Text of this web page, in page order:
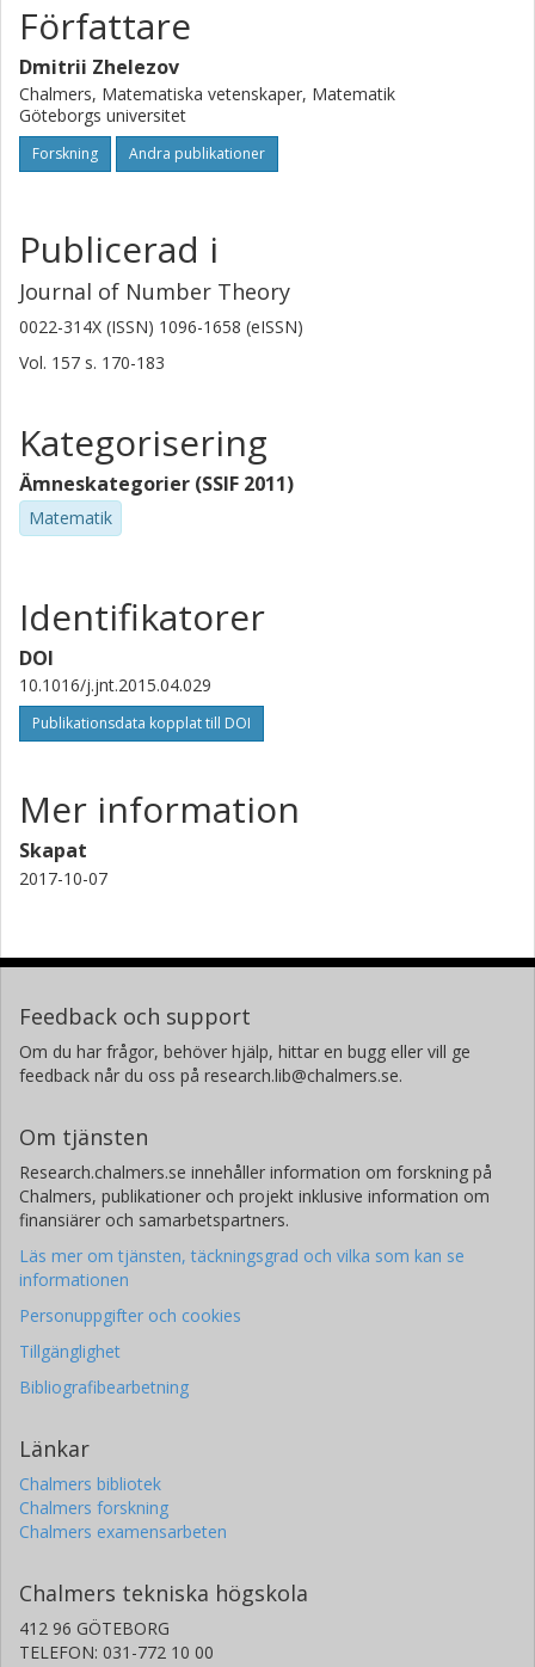
Författare
Dmitrii Zhelezov
Chalmers, Matematiska vetenskaper, Matematik
Göteborgs universitet
Forskning Andra publikationer
Publicerad i
Journal of Number Theory
0022-314X (ISSN) 1096-1658 (eISSN)
Vol. 157 s. 170-183
Kategorisering
Ämneskategorier (SSIF 2011)
Matematik
Identifikatorer
DOI
10.1016/j.jnt.2015.04.029
Publikationsdata kopplat till DOI
Mer information
Skapat
2017-10-07
Feedback och support
Om du har frågor, behöver hjälp, hittar en bugg eller vill ge
feedback når du oss på research.lib@chalmers.se.
Om tjänsten
Research.chalmers.se innehåller information om forskning på
Chalmers, publikationer och projekt inklusive information om
finansiärer och samarbetspartners.
Läs mer om tjänsten, täckningsgrad och vilka som kan se
informationen
Personuppgifter och cookies
Tillgänglighet
Bibliografibearbetning
Länkar
Chalmers bibliotek
Chalmers forskning
Chalmers examensarbeten
Chalmers tekniska högskola
412 96 GÖTEBORG
TELEFON: 031-772 10 00